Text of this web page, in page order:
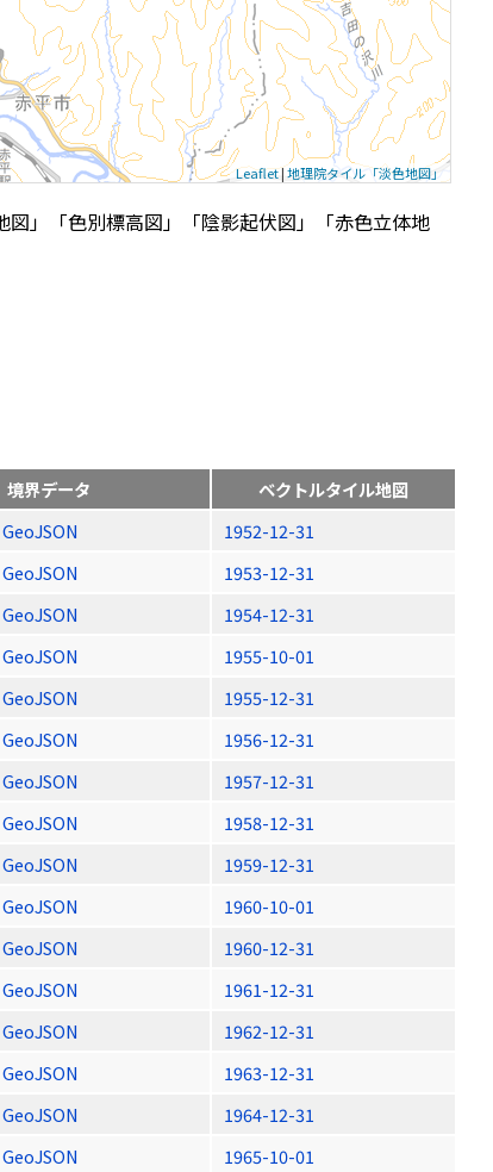
Leaflet|地理院タイル「淡色地図」
」「色別標高図」「陰影起伏図」「赤色立体地
境界データ
ベクトルタイル地図
GeoJSON
1952-12-31
GeoJSON
1953-12-31
GeoJSON
1954-12-31
GeoJSON
1955-10-01
GeoJSON
1955-12-31
GeoJSON
1956-12-31
GeoJSON
1957-12-31
GeoJSON
1958-12-31
GeoJSON
1959-12-31
GeoJSON
1960-10-01
GeoJSON
1960-12-31
GeoJSON
1961-12-31
GeoJSON
1962-12-31
GeoJSON
1963-12-31
GeoJSON
1964-12-31
GeoJSON
1965-10-01